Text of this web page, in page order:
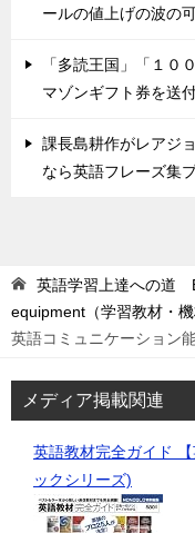
ールの値上げの波の
「多読王国」「１０
マゾンギフト券を送
課長島耕作がレアジ
なら英語フレーズ集
英語学習上達への道
equipment（学習教材・機
英語コミュニケーション
メディア掲載関連
英語教材完全ガイド
ックシリーズ)